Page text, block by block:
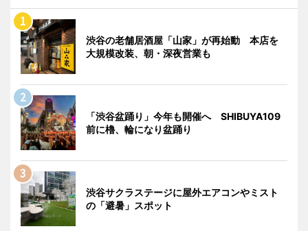
渋谷の老舗居酒屋「山家」が再始動 本店を
大規模改装、朝・深夜営業も
「渋谷盆踊り」今年も開催へ SHIBUYA109
前に櫓、輪になり盆踊り
渋谷サクラステージに屋外エアコンやミスト
の「避暑」スポット